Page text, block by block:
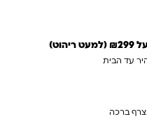
עד הבית
ברכה